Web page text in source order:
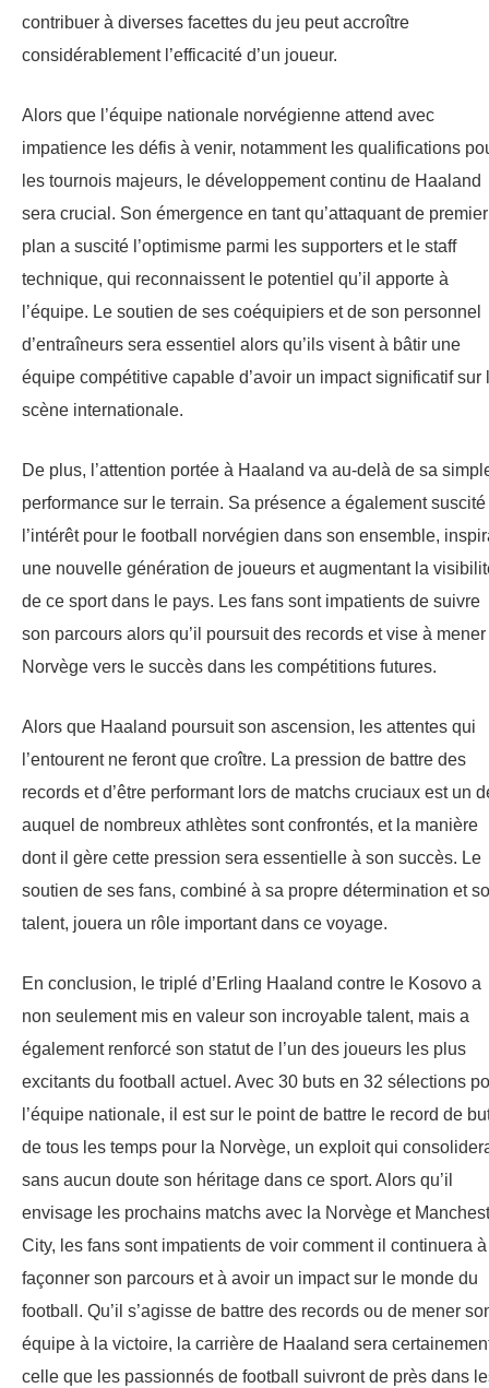
contribuer à diverses facettes du jeu peut accroître
considérablement l’efficacité d’un joueur.
Alors que l’équipe nationale norvégienne attend avec
impatience les défis à venir, notamment les qualifications
les tournois majeurs, le développement continu de Haaland
sera crucial. Son émergence en tant qu’attaquant de premier
plan a suscité l’optimisme parmi les supporters et le staff
technique, qui reconnaissent le potentiel qu’il apporte à
l’équipe. Le soutien de ses coéquipiers et de son personnel
d’entraîneurs sera essentiel alors qu’ils visent à bâtir une
équipe compétitive capable d’avoir un impact significatif sur
scène internationale.
De plus, l’attention portée à Haaland va au-delà de sa
performance sur le terrain. Sa présence a également suscité
l’intérêt pour le football norvégien dans son ensemble,
une nouvelle génération de joueurs et augmentant la
de ce sport dans le pays. Les fans sont impatients de suivre
son parcours alors qu’il poursuit des records et vise à
Norvège vers le succès dans les compétitions futures.
Alors que Haaland poursuit son ascension, les attentes qui
l’entourent ne feront que croître. La pression de battre des
records et d’être performant lors de matchs cruciaux est un
auquel de nombreux athlètes sont confrontés, et la manière
dont il gère cette pression sera essentielle à son succès. Le
soutien de ses fans, combiné à sa propre détermination et
talent, jouera un rôle important dans ce voyage.
En conclusion, le triplé d’Erling Haaland contre le Kosovo a
non seulement mis en valeur son incroyable talent, mais a
également renforcé son statut de l’un des joueurs les plus
excitants du football actuel. Avec 30 buts en 32 sélections
l’équipe nationale, il est sur le point de battre le record de
de tous les temps pour la Norvège, un exploit qui
sans aucun doute son héritage dans ce sport. Alors qu’il
envisage les prochains matchs avec la Norvège et
City, les fans sont impatients de voir comment il continuera à
façonner son parcours et à avoir un impact sur le monde du
football. Qu’il s’agisse de battre des records ou de mener
équipe à la victoire, la carrière de Haaland sera
celle que les passionnés de football suivront de près dans